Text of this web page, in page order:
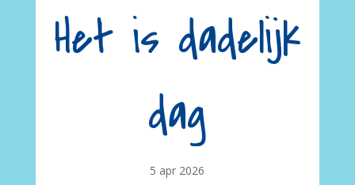
Het is dadelijk
dag
5 apr 2026